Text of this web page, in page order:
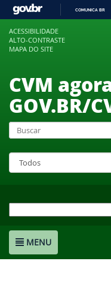
COMUNICA BR
ACESSIBILIDADE
ALTO-CONTRASTE
MAPA DO SITE
CVM
GOV.BR/
MENU